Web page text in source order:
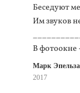
Беседуют
Им звуков
В фотоокне
Марк
2017